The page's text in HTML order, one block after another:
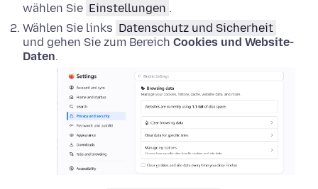
wählen Sie Einstellungen .
Wählen Sie links Datenschutz und Sicherheit
und gehen Sie zum Bereich Cookies und Website-
Daten.